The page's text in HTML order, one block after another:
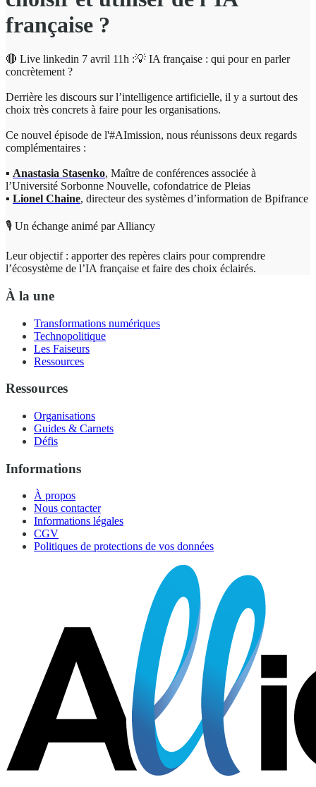
française ?
🔴 Live linkedin 7 avril 11h :💡 IA française : qui pour en parler
concrètement ?
Derrière les discours sur l’intelligence artificielle, il y a surtout des
choix très concrets à faire pour les organisations.
Ce nouvel épisode de l'#AImission, nous réunissons deux regards
complémentaires :
▪️ Anastasia Stasenko, Maître de conférences associée à
l’Université Sorbonne Nouvelle, cofondatrice de Pleias
▪️ Lionel Chaine, directeur des systèmes d’information de Bpifrance
🎙️ Un échange animé par Alliancy
Leur objectif : apporter des repères clairs pour comprendre
l’écosystème de l’IA française et faire des choix éclairés.
À la une
Transformations numériques
Technopolitique
Les Faiseurs
Ressources
Ressources
Organisations
Guides & Carnets
Défis
Informations
À propos
Nous contacter
Informations légales
CGV
Politiques de protections de vos données